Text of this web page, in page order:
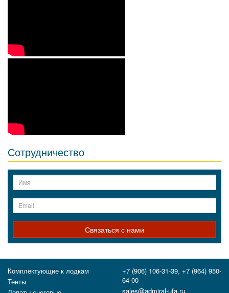
Сотрудничество
Связаться с нами
Комплектующие к лодкам
Тенты
+7 (906) 106-31-39, +7 (964) 950-
64-00
sales@admiral-ufa.ru